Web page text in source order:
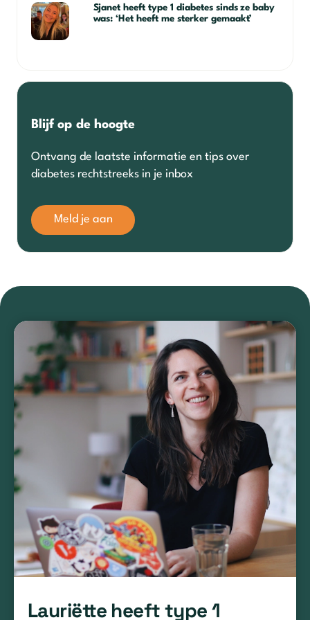
Sjanet heeft type 1 diabetes sinds ze baby
was: ‘Het heeft me sterker gemaakt’
Blijf op de hoogte
Ontvang de laatste informatie en tips over
diabetes rechtstreeks in je inbox
Meld je aan
Lauriëtte heeft type 1